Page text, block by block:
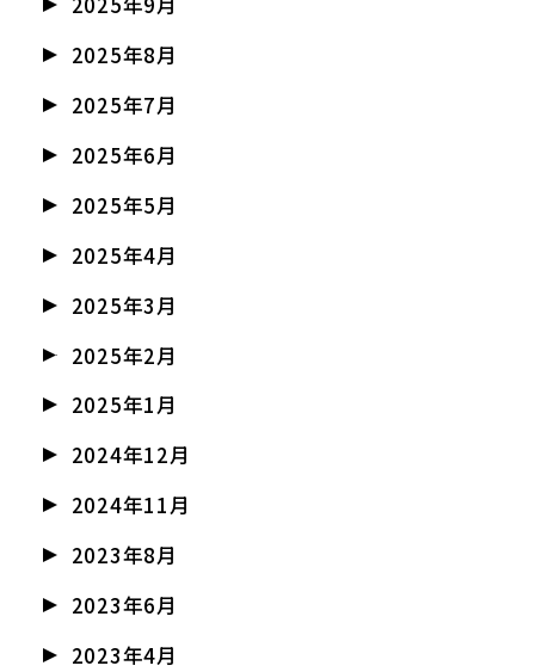
2025年8月
2025年7月
2025年6月
2025年5月
2025年4月
2025年3月
2025年2月
2025年1月
2024年12月
2024年11月
2023年8月
2023年6月
2023年4月